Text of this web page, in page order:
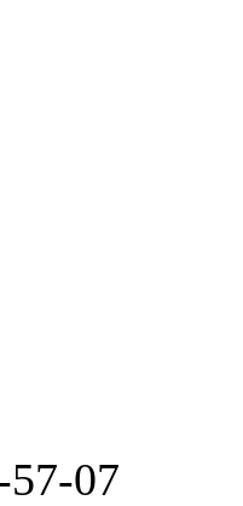
07